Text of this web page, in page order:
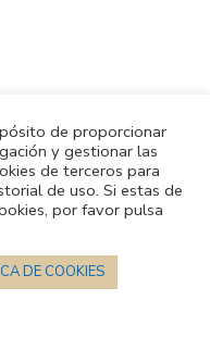
de proporcionar
y gestionar las
de terceros para
de uso. Si estas de
por favor pulsa
DE COOKIES